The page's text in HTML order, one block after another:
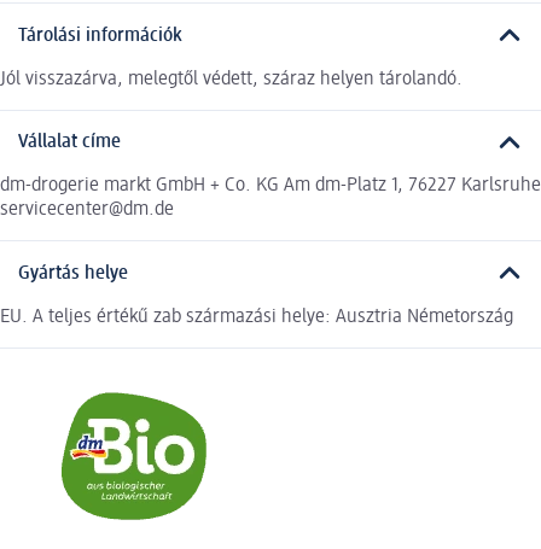
Tárolási információk
Jól visszazárva, melegtől védett, száraz helyen tárolandó.
Vállalat címe
dm-drogerie markt GmbH + Co. KG Am dm-Platz 1, 76227 Karlsruhe
servicecenter@dm.de
Gyártás helye
EU. A teljes értékű zab származási helye: Ausztria Németország